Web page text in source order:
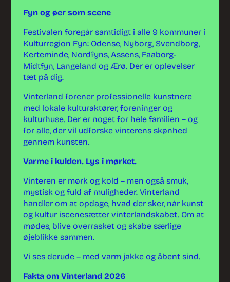
Fyn og øer som scene
Festivalen foregår samtidigt i alle 9 kommuner i
Kulturregion Fyn: Odense, Nyborg, Svendborg,
Kerteminde, Nordfyns, Assens, Faaborg-
Midtfyn, Langeland og Ærø. Der er oplevelser
tæt på dig.
Vinterland forener professionelle kunstnere
med lokale kulturaktører, foreninger og
kulturhuse. Der er noget for hele familien – og
for alle, der vil udforske vinterens skønhed
gennem kunsten.
Varme i kulden. Lys i mørket.
Vinteren er mørk og kold – men også smuk,
mystisk og fuld af muligheder. Vinterland
handler om at opdage, hvad der sker, når kunst
og kultur iscenesætter vinterlandskabet. Om at
mødes, blive overrasket og skabe særlige
øjeblikke sammen.
Vi ses derude – med varm jakke og åbent sind.
Fakta om Vinterland 2026